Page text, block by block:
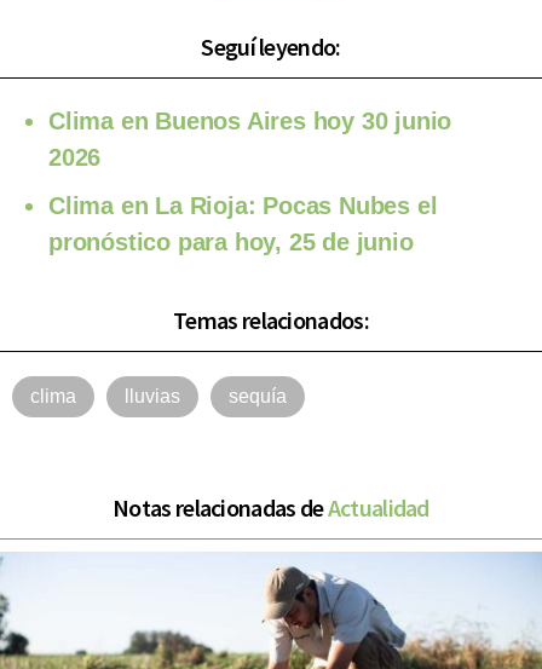
Seguí leyendo:
Clima en Buenos Aires hoy 30 junio
2026
Clima en La Rioja: Pocas Nubes el
pronóstico para hoy, 25 de junio
Temas relacionados:
clima lluvias sequía
Notas relacionadas deActualidad